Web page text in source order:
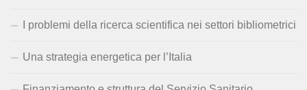
I problemi della ricerca scientifica nei settori bibliometrici
Una strategia energetica per l’Italia